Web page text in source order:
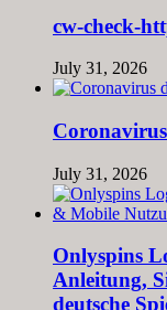
cw-check-
July 31, 2026
Coronavirus
July 31, 2026
Onlyspins
Anleitung,
deutsche